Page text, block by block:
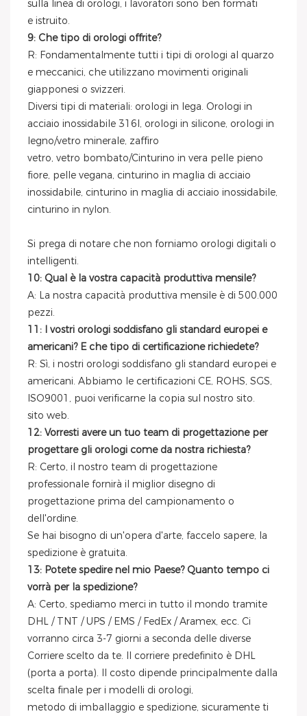
sulla linea di orologi, i lavoratori sono ben formati
e istruito.
9: Che tipo di orologi offrite?
R: Fondamentalmente tutti i tipi di orologi al quarzo
e meccanici, che utilizzano movimenti originali
giapponesi o svizzeri.
Diversi tipi di materiali: orologi in lega. Orologi in
acciaio inossidabile 316l, orologi in silicone, orologi in
legno/vetro minerale, zaffiro
vetro, vetro bombato/Cinturino in vera pelle pieno
fiore, pelle vegana, cinturino in maglia di acciaio
inossidabile, cinturino in maglia di acciaio inossidabile,
cinturino in nylon.
Si prega di notare che non forniamo orologi digitali o
intelligenti.
10: Qual è la vostra capacità produttiva mensile?
A: La nostra capacità produttiva mensile è di 500.000
pezzi.
11: I vostri orologi soddisfano gli standard europei e
americani? E che tipo di certificazione richiedete?
R: Sì, i nostri orologi soddisfano gli standard europei e
americani. Abbiamo le certificazioni CE, ROHS, SGS,
ISO9001, puoi verificarne la copia sul nostro sito.
sito web.
12: Vorresti avere un tuo team di progettazione per
progettare gli orologi come da nostra richiesta?
R: Certo, il nostro team di progettazione
professionale fornirà il miglior disegno di
progettazione prima del campionamento o
dell'ordine.
Se hai bisogno di un'opera d'arte, faccelo sapere, la
spedizione è gratuita.
13: Potete spedire nel mio Paese? Quanto tempo ci
vorrà per la spedizione?
A: Certo, spediamo merci in tutto il mondo tramite
DHL / TNT / UPS / EMS / FedEx / Aramex, ecc. Ci
vorranno circa 3-7 giorni a seconda delle diverse
Corriere scelto da te. Il corriere predefinito è DHL
(porta a porta). Il costo dipende principalmente dalla
scelta finale per i modelli di orologi,
metodo di imballaggio e spedizione, sicuramente ti